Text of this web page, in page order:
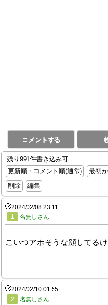
コメントする
残り991件書き込み可
更新順・コメント順(通常)
最初
削除
編集
2024/02/08 23:11
1
名無しさん
こいつアホそうな顔してる
2024/02/10 01:55
2
名無しさん